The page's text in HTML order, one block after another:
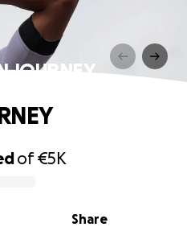
JOURNEY
of€5K
Share